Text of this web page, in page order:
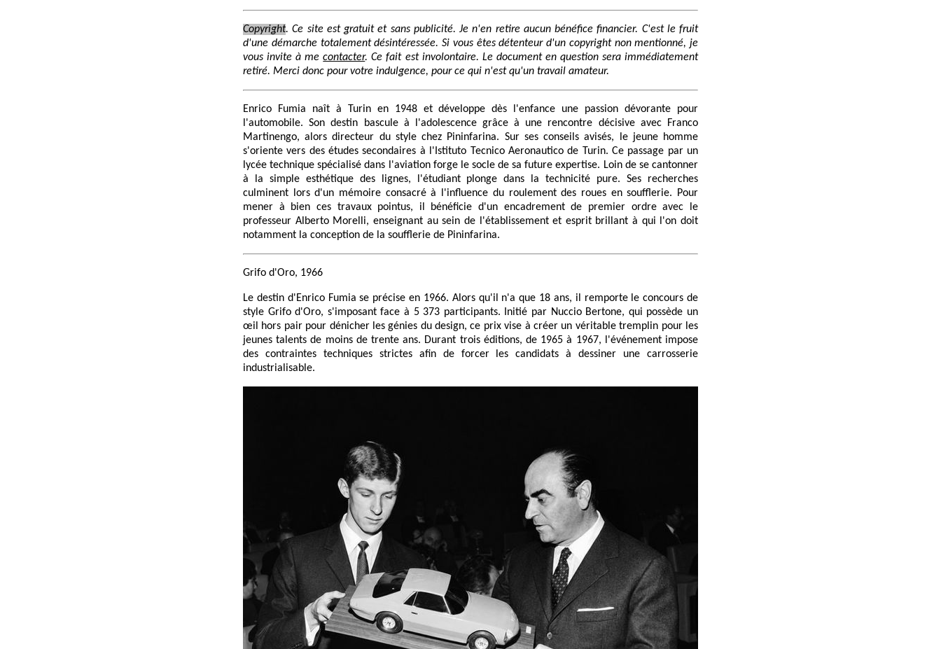
Copyright. Ce site est gratuit et sans publicité. Je n'en retire aucun bénéfice financier. C'est le fruit
d'une démarche totalement désintéressée. Si vous êtes détenteur d'un copyright non mentionné, je
vous invite à mecontacter. Ce fait est involontaire. Le document en question sera immédiatement
retiré. Merci donc pour votre indulgence, pour ce qui n'est qu'un travail amateur.
Enrico Fumia naît à Turin en 1948 et développe dès l'enfance une passion dévorante pour
l'automobile. Son destin bascule à l'adolescence grâce à une rencontre décisive avec Franco
Martinengo, alors directeur du style chez Pininfarina. Sur ses conseils avisés, le jeune homme
s'oriente vers des études secondaires à l'Istituto Tecnico Aeronautico de Turin. Ce passage par un
lycée technique spécialisé dans l'aviation forge le socle de sa future expertise. Loin de se cantonner
à la simple esthétique des lignes, l'étudiant plonge dans la technicité pure. Ses recherches
culminent lors d'un mémoire consacré à l'influence du roulement des roues en soufflerie. Pour
mener à bien ces travaux pointus, il bénéficie d'un encadrement de premier ordre avec le
professeur Alberto Morelli, enseignant au sein de l'établissement et esprit brillant à qui l'on doit
notamment la conception de la soufflerie de Pininfarina.
Grifo d'Oro, 1966
Le destin d'Enrico Fumia se précise en 1966. Alors qu'il n'a que 18 ans, il remporte le concours de
style Grifo d'Oro, s'imposant face à 5 373 participants. Initié par Nuccio Bertone, qui possède un
œil hors pair pour dénicher les génies du design, ce prix vise à créer un véritable tremplin pour les
jeunes talents de moins de trente ans. Durant trois éditions, de 1965 à 1967, l'événement impose
des contraintes techniques strictes afin de forcer les candidats à dessiner une carrosserie
industrialisable.